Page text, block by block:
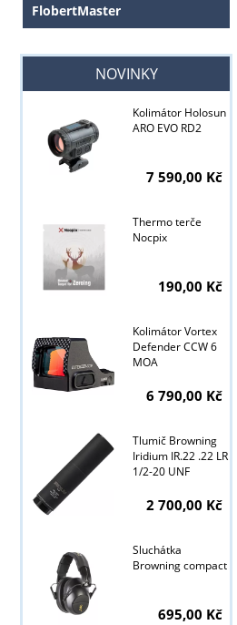
FlobertMaster
NOVINKY
Kolimátor Holosun
ARO EVO RD2
7 590,00 Kč
Thermo terče
Nocpix
190,00 Kč
Kolimátor Vortex
Defender CCW 6
MOA
6 790,00 Kč
Tlumič Browning
Iridium IR.22 .22 LR
1/2-20 UNF
2 700,00 Kč
Sluchátka
Browning compact
695,00 Kč